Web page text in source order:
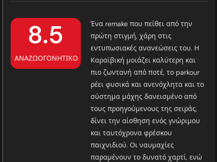
8.5
ΑΝΑΖΩΟΓΟΝΗΤΙΚΌ
Ένα remake που πείθει από την
πρώτη στιγμή, χάρη στις
εντυπωσιακές ανανεώσεις του. Η
Καραϊβική μοιάζει καλύτερη και
πιο ζωντανή από ποτέ, το parkour
ρέει φυσικά και ανενόχλητα και το
σύστημα μάχης δανεισμένο από
τους προηγούμενους της σειράς,
δίνει την αίσθηση ενός γνώριμου
και ταυτόχρονα φρέσκου
παιχνιδιού. Οι ναυμαχίες
παραμένουν το δυνατό χαρτί, ενώ